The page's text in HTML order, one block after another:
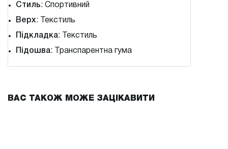
Стиль: Спортивний
Верх: Текстиль
Підкладка: Текстиль
Підошва: Транспарентна гума
ВАС ТАКОЖ МОЖЕ ЗАЦІКАВИТИ